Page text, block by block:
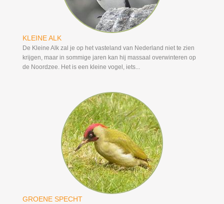
KLEINE ALK
De Kleine Alk zal je op het vasteland van Nederland niet te zien
krijgen, maar in sommige jaren kan hij massaal overwinteren op
de Noordzee. Het is een kleine vogel, iets...
GROENE SPECHT